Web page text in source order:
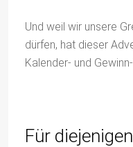
Und weil wir unsere
dürfen, hat dieser
Kalender- und
Für